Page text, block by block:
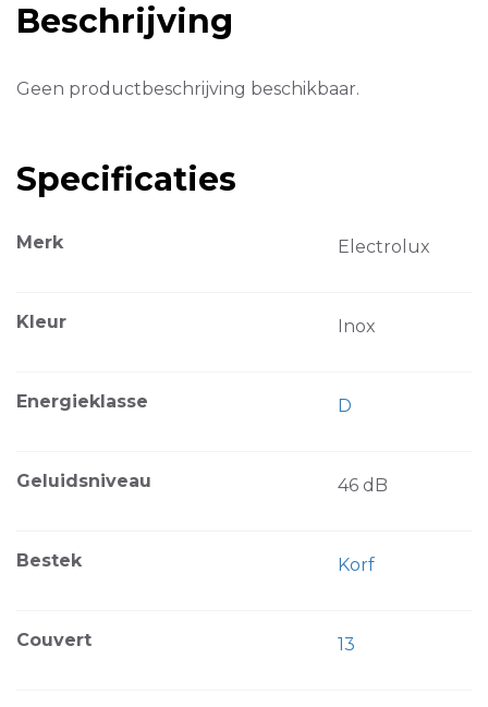
Beschrijving
Geen productbeschrijving beschikbaar.
Specificaties
Merk Electrolux
Kleur Inox
Energieklasse D
Geluidsniveau 46 dB
Bestek Korf
Couvert 13